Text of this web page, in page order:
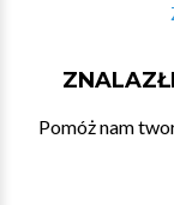
Pomóż nam